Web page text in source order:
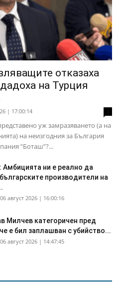
отказаха
на Турция
| 17:00:14
уж замразяването (а на
на неизгодния за България
“Боташ”?...
Амбицията ни е реално да
производители на
06 август 2026 | 16:00:16
Милчев категоричен пред
е бил заплашван с убийство...
06 август 2026 | 14:47:45